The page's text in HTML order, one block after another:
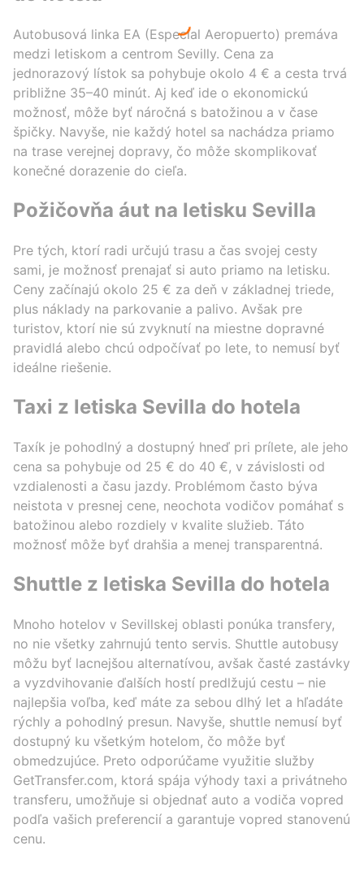
Autobusová linka EA (Especial Aeropuerto) premáva
medzi letiskom a centrom Sevilly. Cena za
jednorazový lístok sa pohybuje okolo 4 € a cesta trvá
približne 35–40 minút. Aj keď ide o ekonomickú
možnosť, môže byť náročná s batožinou a v čase
špičky. Navyše, nie každý hotel sa nachádza priamo
na trase verejnej dopravy, čo môže skomplikovať
konečné dorazenie do cieľa.
Požičovňa áut na letisku Sevilla
Pre tých, ktorí radi určujú trasu a čas svojej cesty
sami, je možnosť prenajať si auto priamo na letisku.
Ceny začínajú okolo 25 € za deň v základnej triede,
plus náklady na parkovanie a palivo. Avšak pre
turistov, ktorí nie sú zvyknutí na miestne dopravné
pravidlá alebo chcú odpočívať po lete, to nemusí byť
ideálne riešenie.
Taxi z letiska Sevilla do hotela
Taxík je pohodlný a dostupný hneď pri prílete, ale jeho
cena sa pohybuje od 25 € do 40 €, v závislosti od
vzdialenosti a času jazdy. Problémom často býva
neistota v presnej cene, neochota vodičov pomáhať s
batožinou alebo rozdiely v kvalite služieb. Táto
možnosť môže byť drahšia a menej transparentná.
Shuttle z letiska Sevilla do hotela
Mnoho hotelov v Sevillskej oblasti ponúka transfery,
no nie všetky zahrnujú tento servis. Shuttle autobusy
môžu byť lacnejšou alternatívou, avšak časté zastávky
a vyzdvihovanie ďalších hostí predlžujú cestu – nie
najlepšia voľba, keď máte za sebou dlhý let a hľadáte
rýchly a pohodlný presun. Navyše, shuttle nemusí byť
dostupný ku všetkým hotelom, čo môže byť
obmedzujúce. Preto odporúčame využitie služby
GetTransfer.com, ktorá spája výhody taxi a privátneho
transferu, umožňuje si objednať auto a vodiča vopred
podľa vašich preferencií a garantuje vopred stanovenú
cenu.